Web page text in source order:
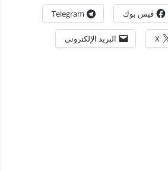
فيس بوك Telegram
البريد الإلكتروني